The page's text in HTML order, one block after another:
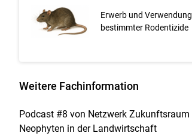
Erwerb und Verwendung
bestimmter Rodentizide
Weitere Fachinformation
Podcast #8 von Netzwerk Zukunftsraum
Neophyten in der Landwirtschaft